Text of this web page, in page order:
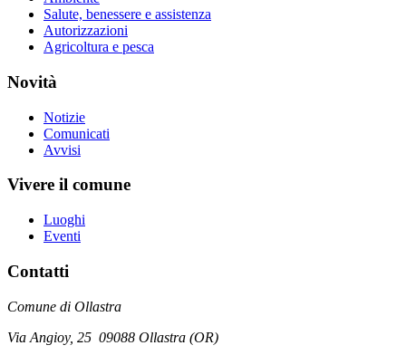
Salute, benessere e assistenza
Autorizzazioni
Agricoltura e pesca
Novità
Notizie
Comunicati
Avvisi
Vivere il comune
Luoghi
Eventi
Contatti
Comune di Ollastra
Via Angioy, 25 09088 Ollastra (OR)